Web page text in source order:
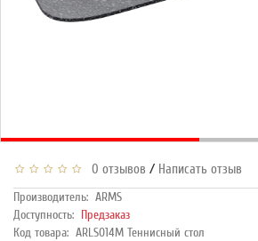
0 отзывов / Написать отзыв
Производитель: ARMS
Доступность: Предзаказ
Код товара: ARLS014М Теннисный стол